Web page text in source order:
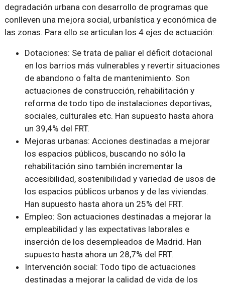
degradación urbana con desarrollo de programas que
conlleven una mejora social, urbanística y económica de
las zonas. Para ello se articulan los 4 ejes de actuación:
Dotaciones: Se trata de paliar el déficit dotacional
en los barrios más vulnerables y revertir situaciones
de abandono o falta de mantenimiento. Son
actuaciones de construcción, rehabilitación y
reforma de todo tipo de instalaciones deportivas,
sociales, culturales etc. Han supuesto hasta ahora
un 39,4% del FRT.
Mejoras urbanas: Acciones destinadas a mejorar
los espacios públicos, buscando no sólo la
rehabilitación sino también incrementar la
accesibilidad, sostenibilidad y variedad de usos de
los espacios públicos urbanos y de las viviendas.
Han supuesto hasta ahora un 25% del FRT.
Empleo: Son actuaciones destinadas a mejorar la
empleabilidad y las expectativas laborales e
inserción de los desempleados de Madrid. Han
supuesto hasta ahora un 28,7% del FRT.
Intervención social: Todo tipo de actuaciones
destinadas a mejorar la calidad de vida de los